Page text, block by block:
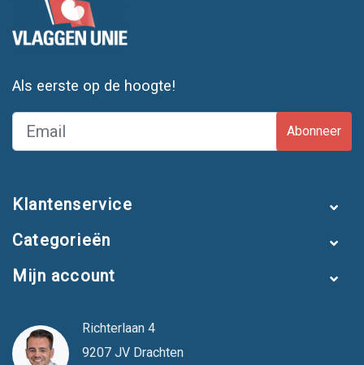
Als eerste op de hoogte!
Abonneer
Klantenservice
Categorieën
Mijn account
Richterlaan 4
9207 JV Drachten